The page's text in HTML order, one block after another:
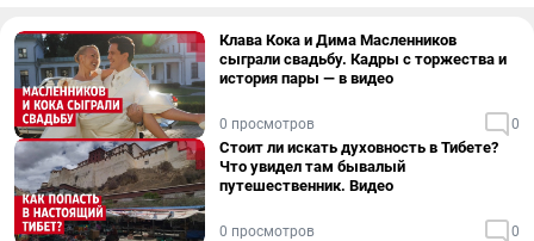
Клава Кока и Дима Масленников
сыграли свадьбу. Кадры с торжества и
история пары — в видео
0 просмотров 0
Стоит ли искать духовность в Тибете?
Что увидел там бывалый
путешественник. Видео
0 просмотров 0